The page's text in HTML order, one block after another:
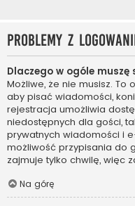
Problemy z
Dlaczego w ogóle muszę
Możliwe, że nie musisz. To
aby pisać wiadomości,
rejestracja umożliwia
niedostępnych dla gości,
prywatnych wiadomości i
możliwość przypisania do
zajmuje tylko chwilę, więc
Na górę